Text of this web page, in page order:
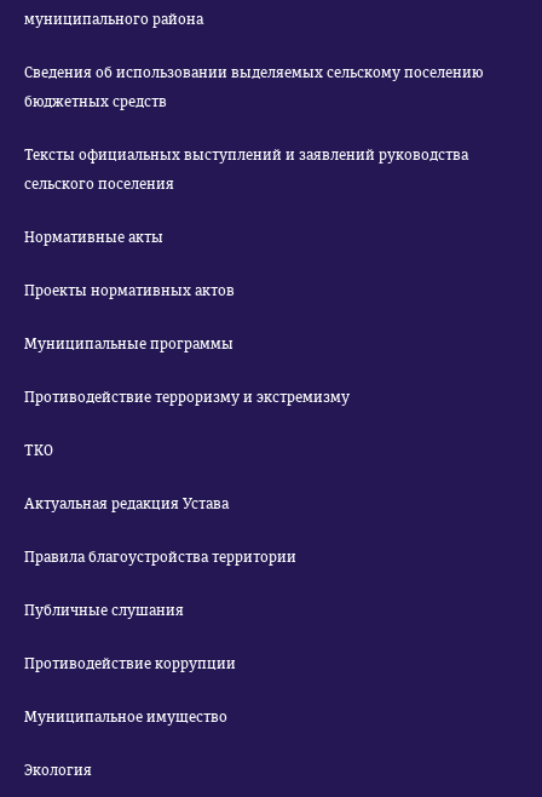
муниципального района
Сведения об использовании выделяемых сельскому поселению
бюджетных средств
Тексты официальных выступлений и заявлений руководства
сельского поселения
Нормативные акты
Проекты нормативных актов
Муниципальные программы
Противодействие терроризму и экстремизму
ТКО
Актуальная редакция Устава
Правила благоустройства территории
Публичные слушания
Противодействие коррупции
Муниципальное имущество
Экология